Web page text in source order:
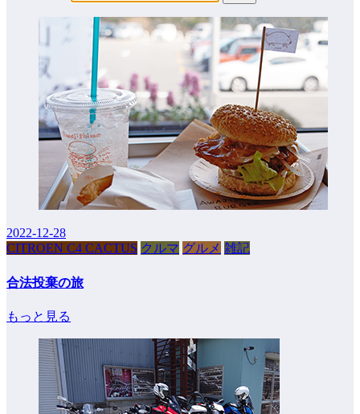
2022-12-28
CITROEN C4 CACTUS クルマ グルメ 雑記
合法投棄の旅
もっと見る